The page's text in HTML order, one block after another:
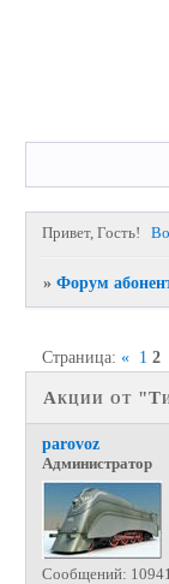
Привет, Гость!
»Форум
Акции от
Страница:« 1 2
parovoz
Администратор
Сообщений: